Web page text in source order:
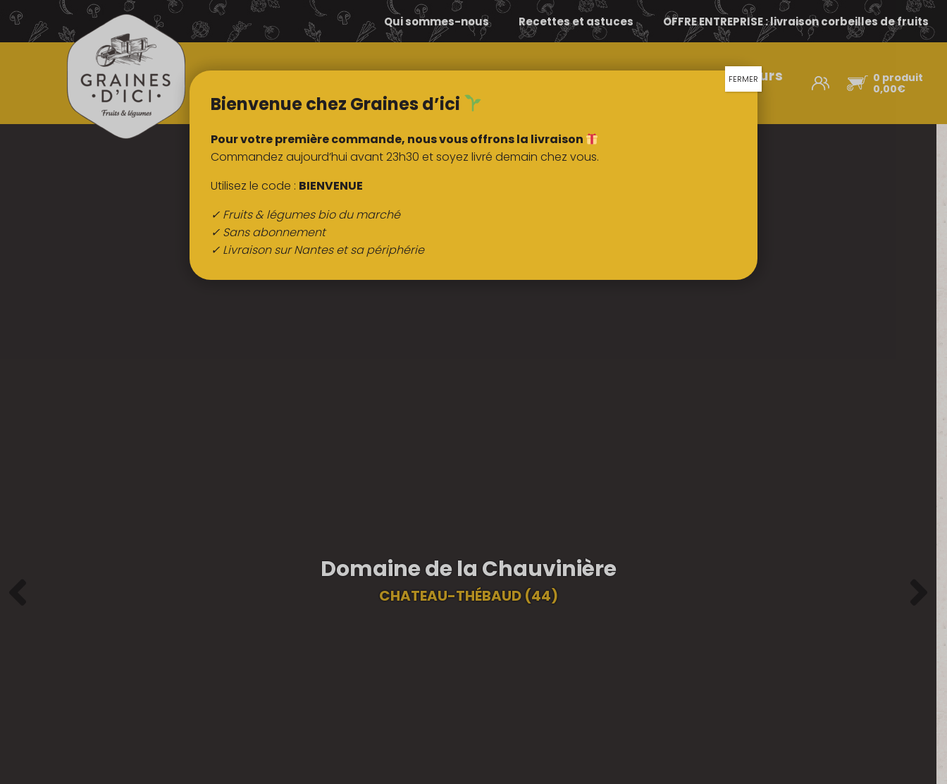
0 produit
0,00€
TOUS NOS
Comment ça
marche ?
Nos
Nos producteurs
d’ici
Qui sommes-nous Recettes et astuces OFFRE ENTREPRISE : livraison corbeilles de fruits
Domaine de la Chauvinière
CHATEAU-THÉBAUD (44)
Bienvenue chez Graines d’ici
Pour votre première commande, nous vous offrons la livraison
Commandez aujourd’hui avant 23h30 et soyez livré demain chez vous.
Utilisez le code : BIENVENUE
✓ Fruits & légumes bio du marché
✓ Sans abonnement
✓ Livraison sur Nantes et sa périphérie
FERMER